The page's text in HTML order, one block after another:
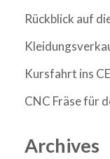
Rückblick auf
Kursfahrt ins
CNC Fräse für
Archives